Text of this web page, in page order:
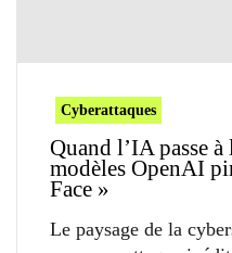
Cyberattaques
Quand l’IA passe
modèles OpenAI
Face »
Le paysage de la